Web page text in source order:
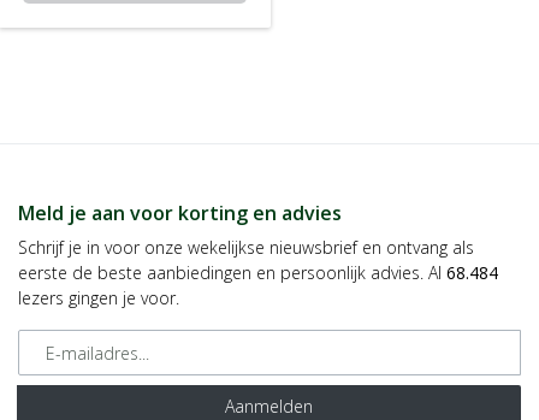
Meld je aan voor korting en advies
Schrijf je in voor onze wekelijkse nieuwsbrief en ontvang als
eerste de beste aanbiedingen en persoonlijk advies. Al 68.484
lezers gingen je voor.
E-mailadres
Aanmelden